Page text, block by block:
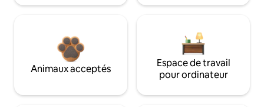
Animaux acceptés
Espace de travail
pour ordinateur